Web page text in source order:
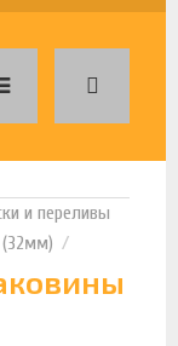
и переливы